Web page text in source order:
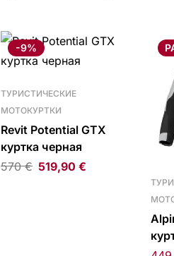
-9%
ТУРИСТИЧЕСКИЕ
МОТОКУРТКИ
Revit Potential GTX
куртка черная
570€ 519,90 €